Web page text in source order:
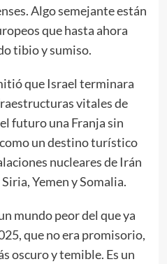
Algo semejante están
que hasta ahora
tibio y sumiso.
que Israel terminara
vitales de
futuro una Franja sin
un destino turístico
nucleares de Irán
Yemen y Somalia.
mundo peor del que ya
que no era promisorio,
oscuro y temible. Es un